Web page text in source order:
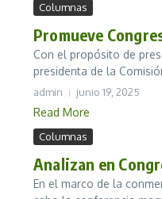
Columnas
Promueve
Con el propósito de
presidenta de la
admin junio 19, 2025
Read More
Columnas
Analizan en
En el marco de la